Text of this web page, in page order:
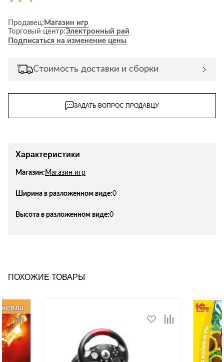
Кровати
Матрасы
гарнитуры
Спецобувь
индивидуальной
защиты
Продавец: Магазин игр
Торговый центр:Электронный рай
Подписаться на изменение цены
Стоимость доставки и сборки
ЗАДАТЬ ВОПРОС ПРОДАВЦУ
Характеристики
Магазин: Магазин игр
Ширина в разложенном виде:0
Высота в разложенном виде:0
ПОХОЖИЕ ТОВАРЫ